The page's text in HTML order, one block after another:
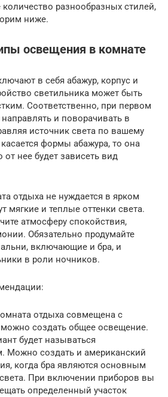
разнообразных стилей,
ниже.
освещения в комнате
в себя абажур, корпус и
светильника может быть
Соответственно, при первом
и поворачивать в
источник света по вашему
формы абажура, то она
от нее будет зависеть вид
отдыха не нуждается в ярком
мягкие и теплые оттенки света.
атмосферу спокойствия,
Обязательно продумайте
включающие и бра, и
в роли ночников.
отдыха совмещена с
можно создать общее освещение.
будет называться
Можно создать и американский
когда бра являются основным
При включении приборов вы
определенный участок